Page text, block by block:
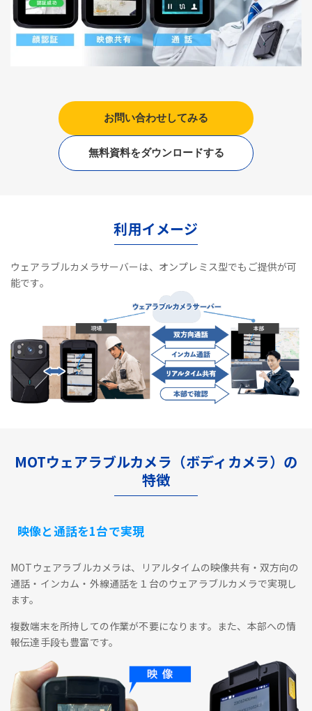
お問い合わせしてみる
無料資料をダウンロードする
利用イメージ
ウェアラブルカメラサーバーは、オンプレミス型でもご提供が可
能です。
MOTウェアラブルカメラ（ボディカメラ）の
特徴
映像と通話を1台で実現
MOTウェアラブルカメラは、リアルタイムの映像共有・双方向の
通話・インカム・外線通話を１台のウェアラブルカメラで実現し
ます。
複数端末を所持しての作業が不要になります。また、本部への情
報伝達手段も豊富です。